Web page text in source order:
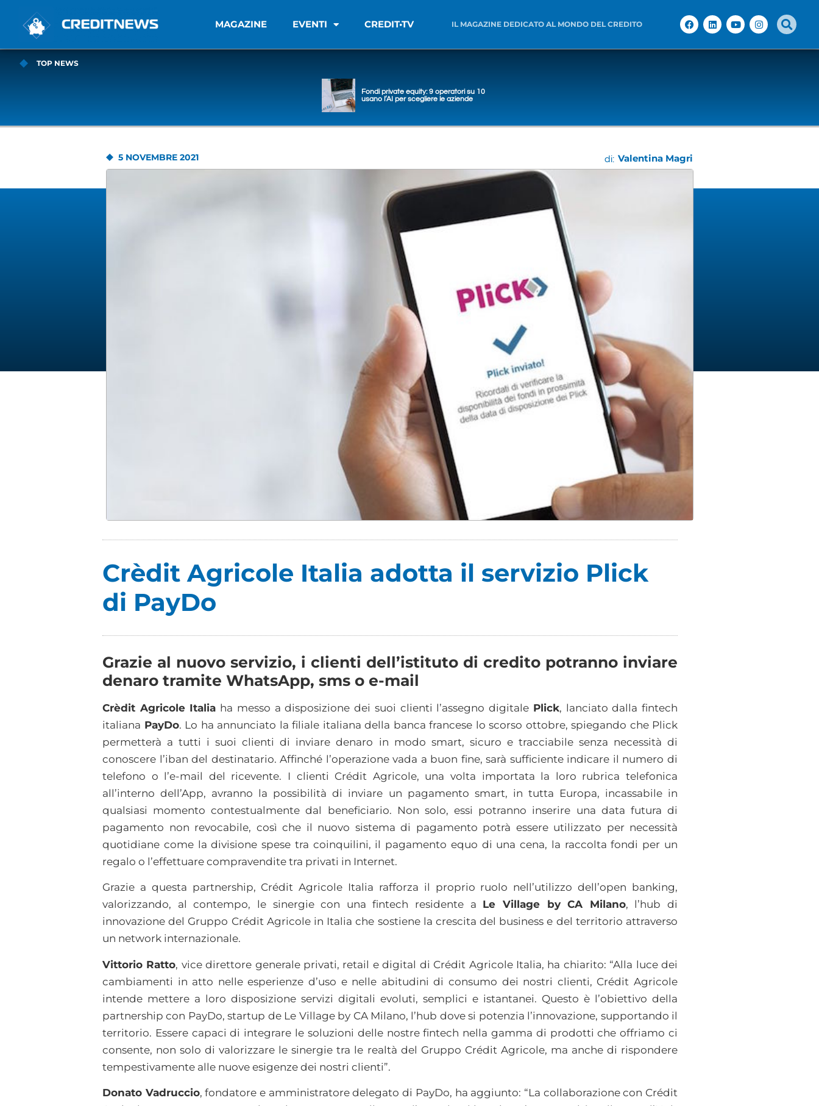
MAGAZINE EVENTI CREDIT•TV IL MAGAZINE DEDICATO AL MONDO DEL CREDITO
TOP NEWS
Fondi private equity: 9 operatori su 10
usano l’AI per scegliere le aziende
5 NOVEMBRE 2021 di:Valentina Magri
Crèdit Agricole Italia adotta il servizio Plick
di PayDo
Grazie al nuovo servizio, i clienti dell’istituto di credito potranno inviare
denaro tramite WhatsApp, sms o e-mail
Crèdit Agricole Italia ha messo a disposizione dei suoi clienti l’assegno digitale Plick, lanciato dalla fintech
italiana PayDo. Lo ha annunciato la filiale italiana della banca francese lo scorso ottobre, spiegando che Plick
permetterà a tutti i suoi clienti di inviare denaro in modo smart, sicuro e tracciabile senza necessità di
conoscere l’iban del destinatario. Affinché l’operazione vada a buon fine, sarà sufficiente indicare il numero di
telefono o l’e-mail del ricevente. I clienti Crédit Agricole, una volta importata la loro rubrica telefonica
all’interno dell’App, avranno la possibilità di inviare un pagamento smart, in tutta Europa, incassabile in
qualsiasi momento contestualmente dal beneficiario. Non solo, essi potranno inserire una data futura di
pagamento non revocabile, così che il nuovo sistema di pagamento potrà essere utilizzato per necessità
quotidiane come la divisione spese tra coinquilini, il pagamento equo di una cena, la raccolta fondi per un
regalo o l’effettuare compravendite tra privati in Internet.
Grazie a questa partnership, Crédit Agricole Italia rafforza il proprio ruolo nell’utilizzo dell’open banking,
valorizzando, al contempo, le sinergie con una fintech residente a Le Village by CA Milano, l’hub di
innovazione del Gruppo Crédit Agricole in Italia che sostiene la crescita del business e del territorio attraverso
un network internazionale.
Vittorio Ratto, vice direttore generale privati, retail e digital di Crédit Agricole Italia, ha chiarito: “Alla luce dei
cambiamenti in atto nelle esperienze d’uso e nelle abitudini di consumo dei nostri clienti, Crédit Agricole
intende mettere a loro disposizione servizi digitali evoluti, semplici e istantanei. Questo è l’obiettivo della
partnership con PayDo, startup de Le Village by CA Milano, l’hub dove si potenzia l’innovazione, supportando il
territorio. Essere capaci di integrare le soluzioni delle nostre fintech nella gamma di prodotti che offriamo ci
consente, non solo di valorizzare le sinergie tra le realtà del Gruppo Crédit Agricole, ma anche di rispondere
tempestivamente alle nuove esigenze dei nostri clienti”.
Donato Vadruccio, fondatore e amministratore delegato di PayDo, ha aggiunto: “La collaborazione con Crédit